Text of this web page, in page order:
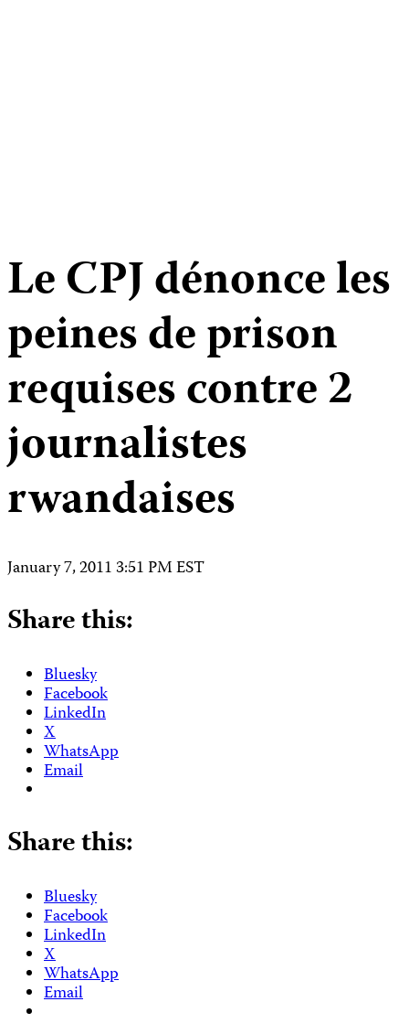
Le CPJ dénonce les
peines de prison
requises contre 2
journalistes
rwandaises
January 7, 2011 3:51 PM EST
Share this:
Bluesky
Facebook
LinkedIn
X
WhatsApp
Email
Share this:
Bluesky
Facebook
LinkedIn
X
WhatsApp
Email